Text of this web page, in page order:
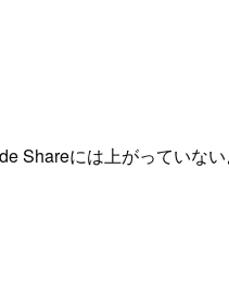
Shareには上がっていな